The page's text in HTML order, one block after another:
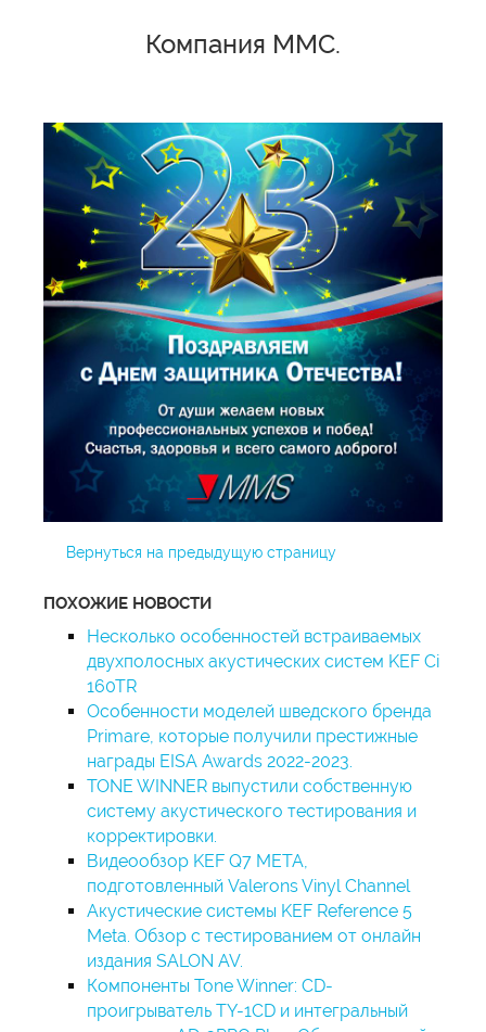
Компания ММС.
Вернуться на предыдущую страницу
ПОХОЖИЕ НОВОСТИ
Несколько особенностей встраиваемых
двухполосных акустических систем KEF Ci
160TR
Особенности моделей шведского бренда
Primare, которые получили престижные
награды EISA Awards 2022-2023.
TONE WINNER выпустили собственную
систему акустического тестирования и
корректировки.
Видеообзор KEF Q7 META,
подготовленный Valerons Vinyl Channel
Акустические системы KEF Reference 5
Meta. Обзор с тестированием от онлайн
издания SALON AV.
Компоненты Tone Winner: CD-
проигрыватель TY-1CD и интегральный